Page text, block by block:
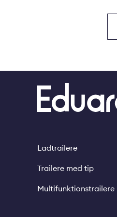
Footer
Ladtrailere
Trailere med tip
Multifunktionstrailere